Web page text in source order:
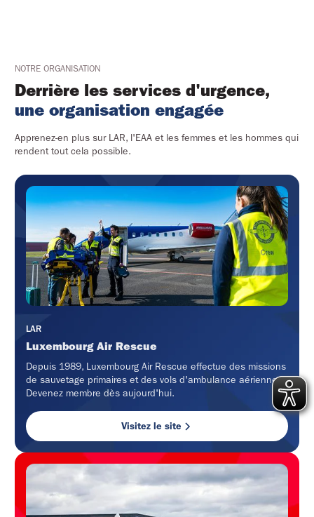
NOTRE ORGANISATION
Derrière les services d'urgence,
une organisation engagée
Apprenez-en plus sur LAR, l'EAA et les femmes et les hommes qui
rendent tout cela possible.
LAR
Luxembourg Air Rescue
Depuis 1989, Luxembourg Air Rescue effectue des missions
de sauvetage primaires et des vols d'ambulance aérienne.
Devenez membre dès aujourd'hui.
Visitez le site